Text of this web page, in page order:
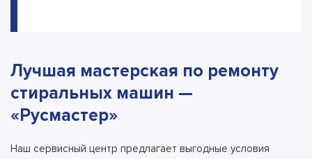
Лучшая мастерская по ремонту
стиральных машин —
«Русмастер»
Наш сервисный центр предлагает выгодные условия